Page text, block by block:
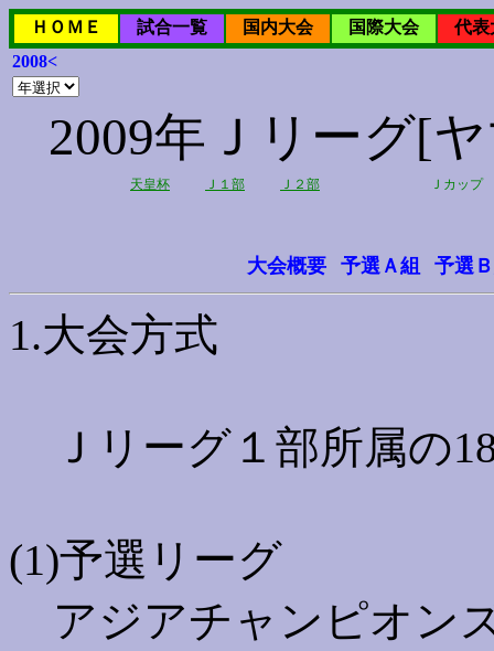
ＨＯＭＥ 試合一覧 国内大会 国際大会
代表
2008<
2009年Ｊリーグ[
天皇杯 Ｊ１部 Ｊ２部 Ｊカップ
大会概要 予選Ａ組 予選
1.大会方式
Ｊリーグ１部所属の
(1)予選リーグ
アジアチャンピオン